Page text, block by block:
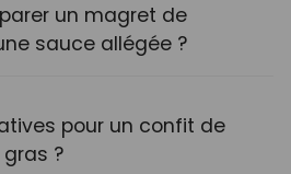
un magret de
sauce allégée ?
pour un confit de
?